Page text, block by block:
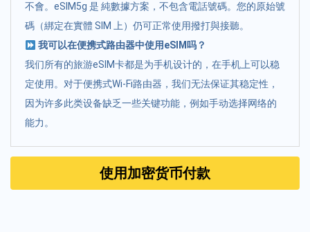
不會。eSIM5g 是 純數據方案，不包含電話號碼。您的原始號
碼（綁定在實體 SIM 上）仍可正常使用撥打與接聽。
我可以在便携式路由器中使用eSIM吗？
我们所有的旅游eSIM卡都是为手机设计的，在手机上可以稳
定使用。对于便携式Wi-Fi路由器，我们无法保证其稳定性，
因为许多此类设备缺乏一些关键功能，例如手动选择网络的
能力。
使用加密货币付款